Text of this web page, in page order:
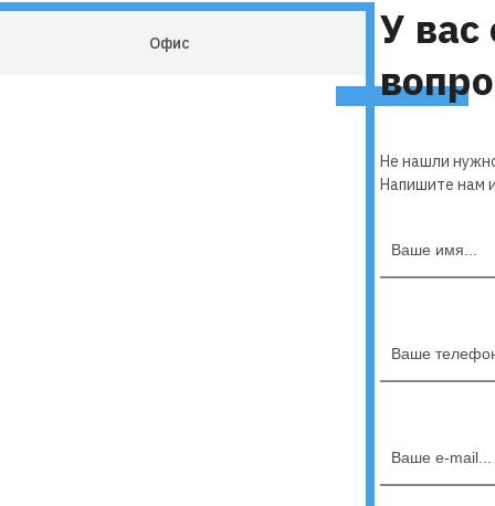
Офис
У вас
Не нашли
Напишите нам